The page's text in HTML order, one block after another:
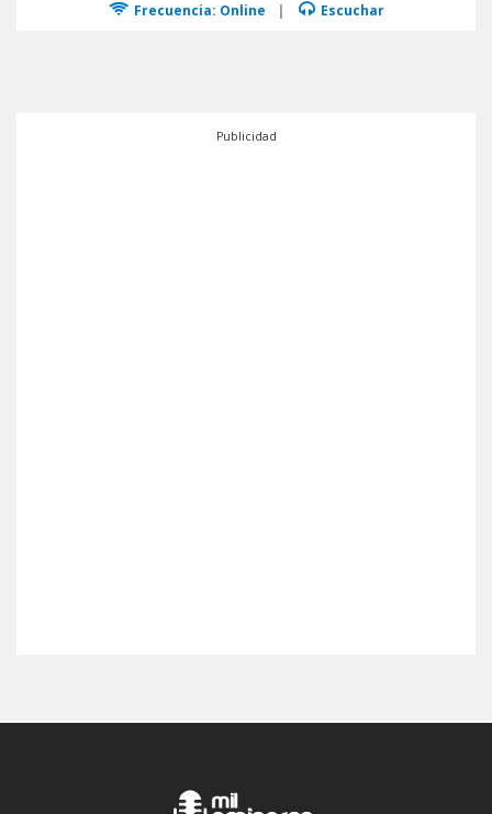
Frecuencia: Online | Escuchar
Publicidad